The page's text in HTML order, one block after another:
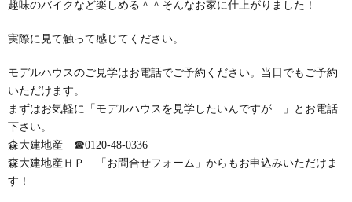
趣味のバイクなど楽しめる＾＾そんなお家に仕上がりました！
実際に見て触って感じてください。
モデルハウスのご見学はお電話でご予約ください。当日でもご予約
いただけます。
まずはお気軽に「モデルハウスを見学したいんですが…」とお電話
下さい。
森大建地産 ☎0120-48-0336
森大建地産ＨＰ 「お問合せフォーム」からもお申込みいただけま
す！